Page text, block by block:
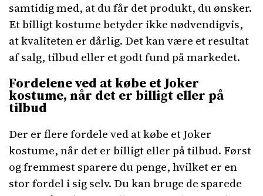
samtidig med, at du får det produkt, du ønsker.
Et billigt kostume betyder ikke nødvendigvis,
at kvaliteten er dårlig. Det kan være et resultat
af salg, tilbud eller et godt fund på markedet.
Fordelene ved at købe et Joker
kostume, når det er billigt eller på
tilbud
Der er flere fordele ved at købe et Joker
kostume, når det er billigt eller på tilbud. Først
og fremmest sparere du penge, hvilket er en
stor fordel i sig selv. Du kan bruge de sparede